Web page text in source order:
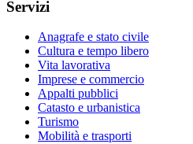
Servizi
Anagrafe e stato civile
Cultura e tempo libero
Vita lavorativa
Imprese e commercio
Appalti pubblici
Catasto e urbanistica
Turismo
Mobilità e trasporti